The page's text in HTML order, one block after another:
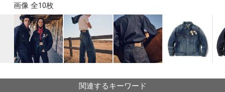
画像 全10枚
関連するキーワード